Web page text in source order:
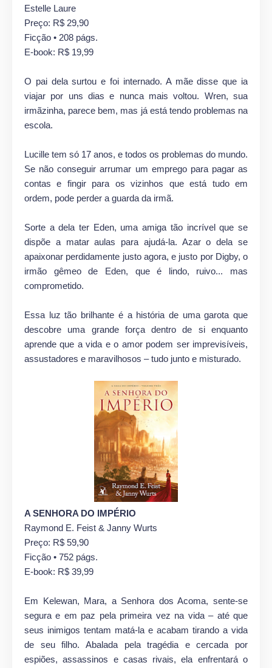
Estelle Laure
Preço: R$ 29,90
Ficção • 208 págs.
E-book: R$ 19,99
O pai dela surtou e foi internado. A mãe disse que ia
viajar por uns dias e nunca mais voltou. Wren, sua
irmãzinha, parece bem, mas já está tendo problemas na
escola.
Lucille tem só 17 anos, e todos os problemas do mundo.
Se não conseguir arrumar um emprego para pagar as
contas e fingir para os vizinhos que está tudo em
ordem, pode perder a guarda da irmã.
Sorte a dela ter Eden, uma amiga tão incrível que se
dispõe a matar aulas para ajudá-la. Azar o dela se
apaixonar perdidamente justo agora, e justo por Digby, o
irmão gêmeo de Eden, que é lindo, ruivo... mas
comprometido.
Essa luz tão brilhante é a história de uma garota que
descobre uma grande força dentro de si enquanto
aprende que a vida e o amor podem ser imprevisíveis,
assustadores e maravilhosos – tudo junto e misturado.
A SENHORA DO IMPÉRIO
Raymond E. Feist & Janny Wurts
Preço: R$ 59,90
Ficção • 752 págs.
E-book: R$ 39,99
Em Kelewan, Mara, a Senhora dos Acoma, sente-se
segura e em paz pela primeira vez na vida – até que
seus inimigos tentam matá-la e acabam tirando a vida
de seu filho. Abalada pela tragédia e cercada por
espiões, assassinos e casas rivais, ela enfrentará o